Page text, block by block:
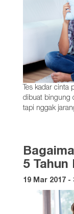
Tes kadar cinta
dibuat bingung
tapi nggak
5 Tahun
19 Mar 2017 -